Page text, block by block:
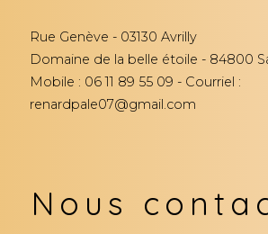
Rue Genève - 03130 Avrilly
Domaine de la belle étoile - 84800
Mobile : 06 11 89 55 09 - Courriel :
renardpale07@gmail.com
Nous